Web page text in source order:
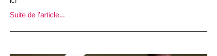
Suite de l'article...